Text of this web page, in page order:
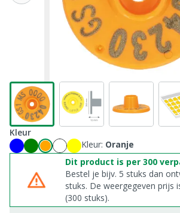
Kleur
Kleur: Oranje
Dit product is per 300
Bestel je bijv. 5 stuks dan
stuks. De weergegeven prijs
(300 stuks).